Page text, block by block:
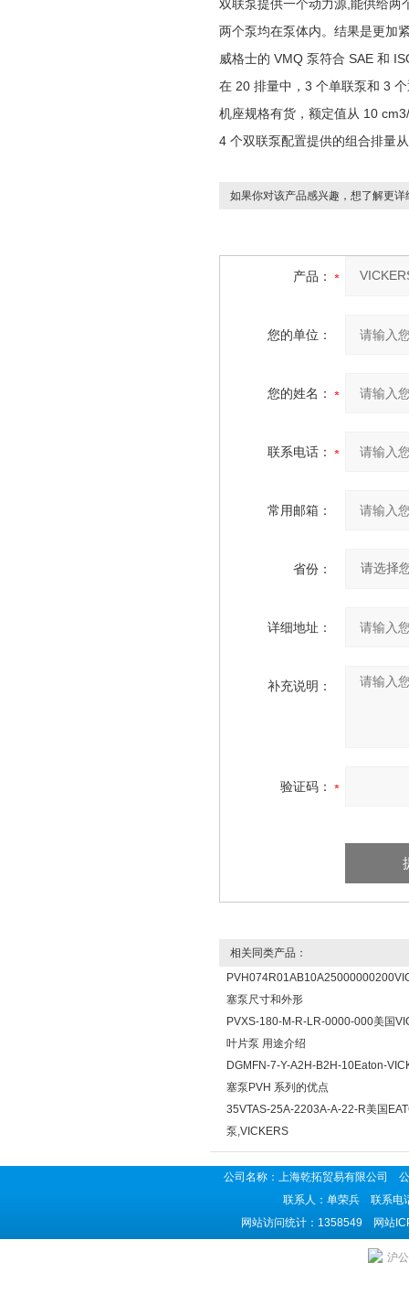
双联泵提供一个动力源,能供给两
两个泵均在泵体内。结果是更加
威格士的 VMQ 泵符合 SAE 和
在 20 排量中，3 个单联泵和 3
机座规格有货，额定值从 10
4 个双联泵配置提供的组合排量
如果你对该产品感兴趣，想了解更详
产品：
您的单位：
您的姓名：
联系电话：
常用邮箱：
省份：
详细地址：
补充说明：
验证码：
相关同类产品：
塞泵尺寸和外形
PVXS-180-M-R-LR-0000-000美国
叶片泵 用途介绍
DGMFN-7-Y-A2H-B2H-10Eaton-
塞泵PVH 系列的优点
35VTAS-25A-2203A-A-22-R美国
泵,VICKERS
公司名称：上海乾拓贸易有限公司
联系人：单荣兵 联系电
网站访问统计：1358549 网站
沪